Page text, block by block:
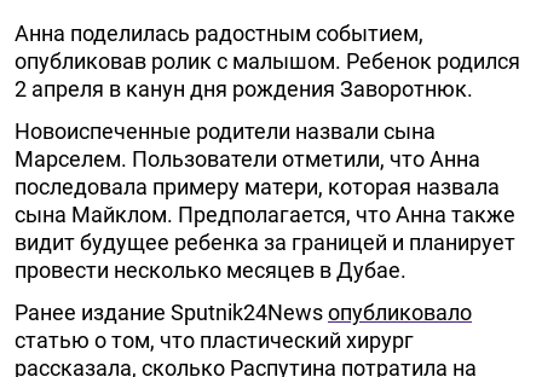
Анна поделилась радостным событием,
опубликовав ролик с малышом. Ребенок родился
2 апреля в канун дня рождения Заворотнюк.
Новоиспеченные родители назвали сына
Марселем. Пользователи отметили, что Анна
последовала примеру матери, которая назвала
сына Майклом. Предполагается, что Анна также
видит будущее ребенка за границей и планирует
провести несколько месяцев в Дубае.
Ранее издание Sputnik24Newsопубликовало
статью о том, что пластический хирург
рассказала, сколько Распутина потратила на